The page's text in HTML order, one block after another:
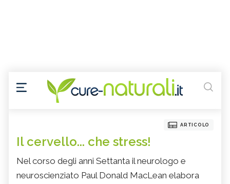
ARTICOLO
Il cervello... che stress!
Nel corso degli anni Settanta il neurologo e
neuroscienziato Paul Donald MacLean elabora